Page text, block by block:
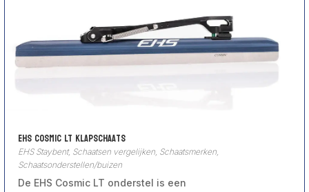
EHS Cosmic LT klapschaats
EHS Staybent, Schaatsen vergelijken, Schaatsmerken,
Schaatsonderstellen/buizen
De EHS Cosmic LT onderstel is een